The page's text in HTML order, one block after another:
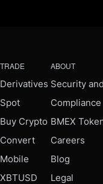
TRADE
Derivatives
Spot
Buy Crypto
Convert
Mobile
XBTUSD
ABOUT
Security
Compliance
BMEX
Careers
Blog
Legal